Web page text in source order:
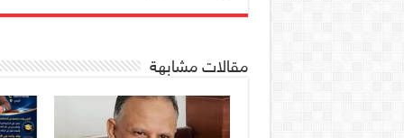
مقالات مشابهة